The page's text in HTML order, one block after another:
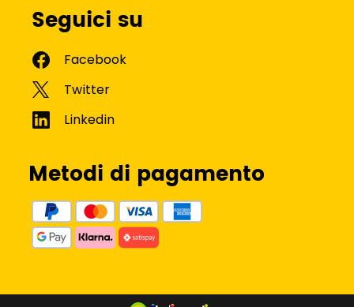
Seguici su
Metodi di pagamento